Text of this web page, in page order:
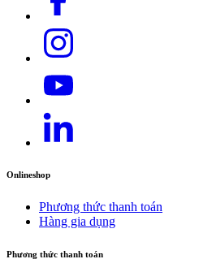
Onlineshop
Phương thức thanh toán
Hàng gia dụng
Phương thức thanh toán